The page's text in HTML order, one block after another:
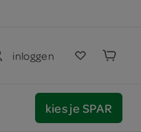
inloggen
kies je SPAR